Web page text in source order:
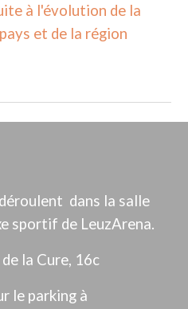
à l'évolution de la
et de la région
dans la salle
sportif de LeuzArena.
la Cure, 16c
le parking à